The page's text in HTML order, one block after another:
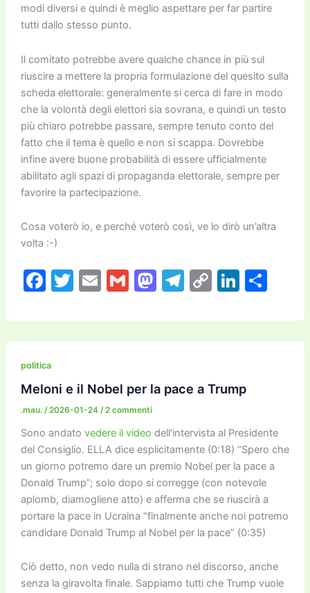
modi diversi e quindi è meglio aspettare per far partire
tutti dallo stesso punto.
Il comitato potrebbe avere qualche chance in più sul
riuscire a mettere la propria formulazione del quesito sulla
scheda elettorale: generalmente si cerca di fare in modo
che la volontà degli elettori sia sovrana, e quindi un testo
più chiaro potrebbe passare, sempre tenuto conto del
fatto che il tema è quello e non si scappa. Dovrebbe
infine avere buone probabilità di essere ufficialmente
abilitato agli spazi di propaganda elettorale, sempre per
favorire la partecipazione.
Cosa voterò io, e perché voterò così, ve lo dirò un’altra
volta :-)
F
c
e
b
o
o
k
T
itt
er
E
ai
l
G
ai
l
M
st
o
o
T
e
gr
m
C
p
y
n
Li
k
e
n
C
n
di
politica
Meloni e il Nobel per la pace a Trump
.mau. /2026-01-24 /2 commenti
Sono andato vedere il video dell’intervista al Presidente
del Consiglio. ELLA dice esplicitamente (0:18) “Spero che
un giorno potremo dare un premio Nobel per la pace a
Donald Trump”; solo dopo si corregge (con notevole
aplomb, diamogliene atto) e afferma che se riuscirà a
portare la pace in Ucraina “finalmente anche noi potremo
candidare Donald Trump al Nobel per la pace” (0:35)
Ciò detto, non vedo nulla di strano nel discorso, anche
senza la giravolta finale. Sappiamo tutti che Trump vuole